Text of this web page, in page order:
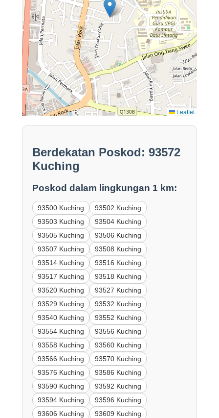
Leaflet
Berdekatan Poskod: 93572
Kuching
Poskod dalam lingkungan 1 km:
93500 Kuching
93502 Kuching
93503 Kuching
93504 Kuching
93505 Kuching
93506 Kuching
93507 Kuching
93508 Kuching
93514 Kuching
93516 Kuching
93517 Kuching
93518 Kuching
93520 Kuching
93527 Kuching
93529 Kuching
93532 Kuching
93540 Kuching
93552 Kuching
93554 Kuching
93556 Kuching
93558 Kuching
93560 Kuching
93566 Kuching
93570 Kuching
93576 Kuching
93586 Kuching
93590 Kuching
93592 Kuching
93594 Kuching
93596 Kuching
93606 Kuching
93609 Kuching